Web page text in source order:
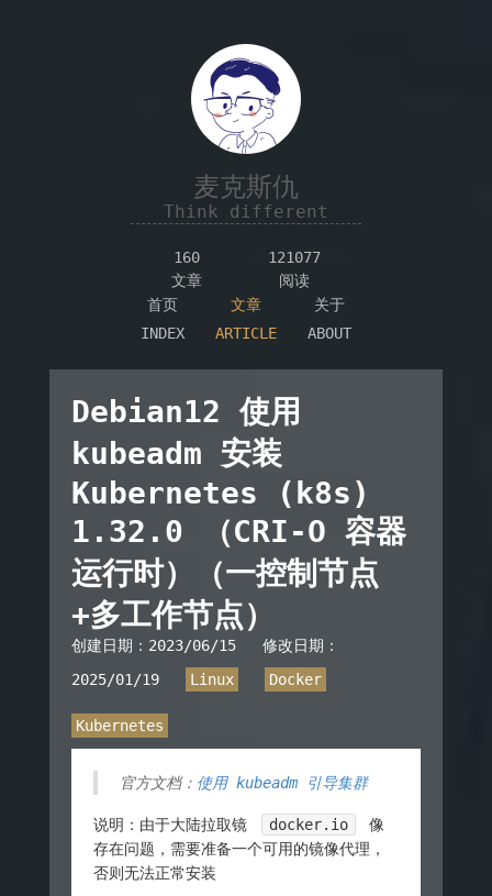
麦克斯仇
Think different
160
文章
121077
阅读
首页
INDEX
文章
ARTICLE
关于
ABOUT
Debian12 使用
kubeadm 安装
Kubernetes (k8s)
1.32.0 （CRI-O 容器
运行时）（一控制节点
+多工作节点）
创建日期： 2023/06/15修改日期：
2025/01/19
Linux Docker
Kubernetes
官方文档： 使用 kubeadm 引导集群
说明：由于大陆拉取镜 docker.io
像
存在问题，需要准备一个可用的镜像代理，
否则无法正常安装